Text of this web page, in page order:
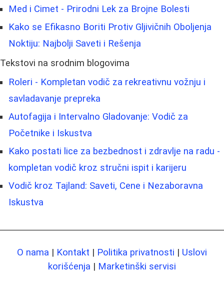
Med i Cimet - Prirodni Lek za Brojne Bolesti
Kako se Efikasno Boriti Protiv Gljivičnih Oboljenja
Noktiju: Najbolji Saveti i Rešenja
Tekstovi na srodnim blogovima
Roleri - Kompletan vodič za rekreativnu vožnju i
savladavanje prepreka
Autofagija i Intervalno Gladovanje: Vodič za
Početnike i Iskustva
Kako postati lice za bezbednost i zdravlje na radu -
kompletan vodič kroz stručni ispit i karijeru
Vodič kroz Tajland: Saveti, Cene i Nezaboravna
Iskustva
O nama | Kontakt | Politika privatnosti | Uslovi
korišćenja | Marketinški servisi